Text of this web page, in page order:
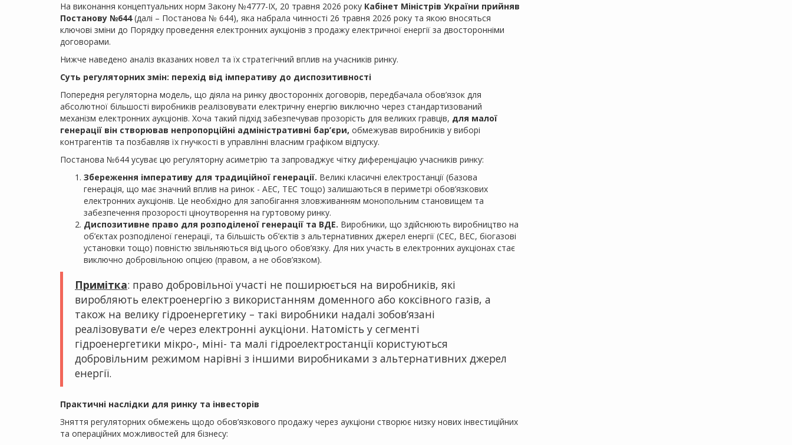
На виконання концептуальних норм Закону №4777-IX, 20 травня 2026 року Кабінет Міністрів України прийняв
Постанову №644(далі – Постанова № 644), яка набрала чинності 26 травня 2026 року та якою вносяться
ключові зміни до Порядку проведення електронних аукціонів з продажу електричної енергії за двосторонніми
договорами.
Нижче наведено аналіз вказаних новел та їх стратегічний вплив на учасників ринку.
Суть регуляторних змін: перехід від імперативу до диспозитивності
Попередня регуляторна модель, що діяла на ринку двосторонніх договорів, передбачала обов’язок для
абсолютної більшості виробників реалізовувати електричну енергію виключно через стандартизований
механізм електронних аукціонів. Хоча такий підхід забезпечував прозорість для великих гравців, для малої
генерації він створював непропорційні адміністративні бар’єри, обмежував виробників у виборі
контрагентів та позбавляв їх гнучкості в управлінні власним графіком відпуску.
Постанова №644 усуває цю регуляторну асиметрію та запроваджує чітку диференціацію учасників ринку:
Збереження імперативу для традиційної генерації. Великі класичні електростанції (базова
генерація, що має значний вплив на ринок - АЕС, ТЕС тощо) залишаються в периметрі обов’язкових
електронних аукціонів. Це необхідно для запобігання зловживанням монопольним становищем та
забезпечення прозорості ціноутворення на гуртовому ринку.
Диспозитивне право для розподіленої генерації та ВДЕ. Виробники, що здійснюють виробництво на
об’єктах розподіленої генерації, та більшість об’єктів з альтернативних джерел енергії (СЕС, ВЕС, біогазові
установки тощо) повністю звільняються від цього обов’язку. Для них участь в електронних аукціонах стає
виключно добровільною опцією (правом, а не обов’язком).
Примітка: право добровільної участі не поширюється на виробників, які
виробляють електроенергію з використанням доменного або коксівного газів, а
також на велику гідроенергетику – такі виробники надалі зобов’язані
реалізовувати е/е через електронні аукціони. Натомість у сегменті
гідроенергетики мікро-, міні- та малі гідроелектростанції користуються
добровільним режимом нарівні з іншими виробниками з альтернативних джерел
енергії.
Практичні наслідки для ринку та інвесторів
Зняття регуляторних обмежень щодо обов’язкового продажу через аукціони створює низку нових інвестиційних
та операційних можливостей для бізнесу: